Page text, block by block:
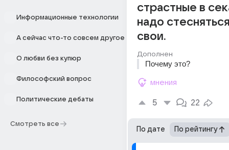
Информационные технологии
А сейчас что-то совсем другое
О любви без купюр
Философский вопрос
Политические дебаты
Смотреть все
страстные в
надо
свои.
Дополнен
Почему это?
мнения
5 22
По дате По рейтингу